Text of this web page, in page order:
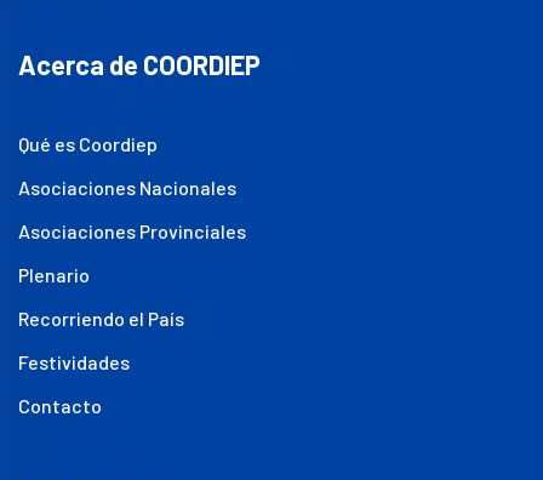
Acerca de COORDIEP
Qué es Coordiep
Asociaciones Nacionales
Asociaciones Provinciales
Plenario
Recorriendo el País
Festividades
Contacto